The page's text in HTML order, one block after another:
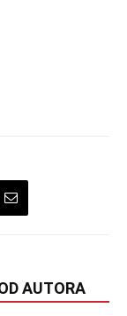
AUTORA